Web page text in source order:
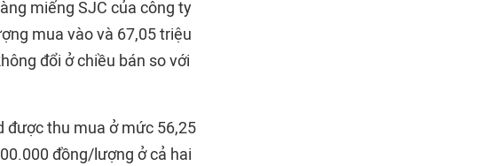
miếng SJC của công ty
mua vào và 67,05 triệu
đổi ở chiều bán so với
được thu mua ở mức 56,25
đồng/lượng ở cả hai